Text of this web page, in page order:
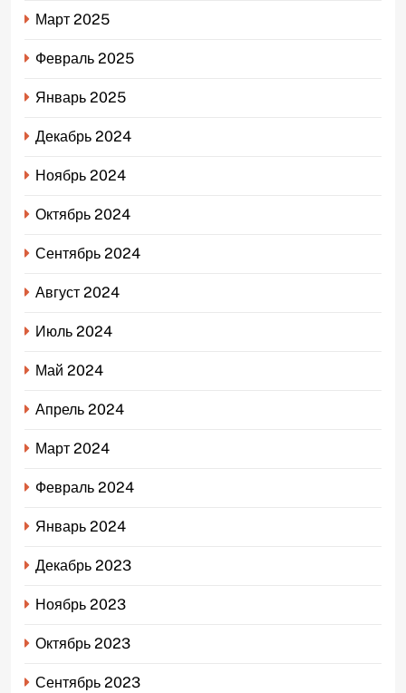
Март 2025
Февраль 2025
Январь 2025
Декабрь 2024
Ноябрь 2024
Октябрь 2024
Сентябрь 2024
Август 2024
Июль 2024
Май 2024
Апрель 2024
Март 2024
Февраль 2024
Январь 2024
Декабрь 2023
Ноябрь 2023
Октябрь 2023
Сентябрь 2023